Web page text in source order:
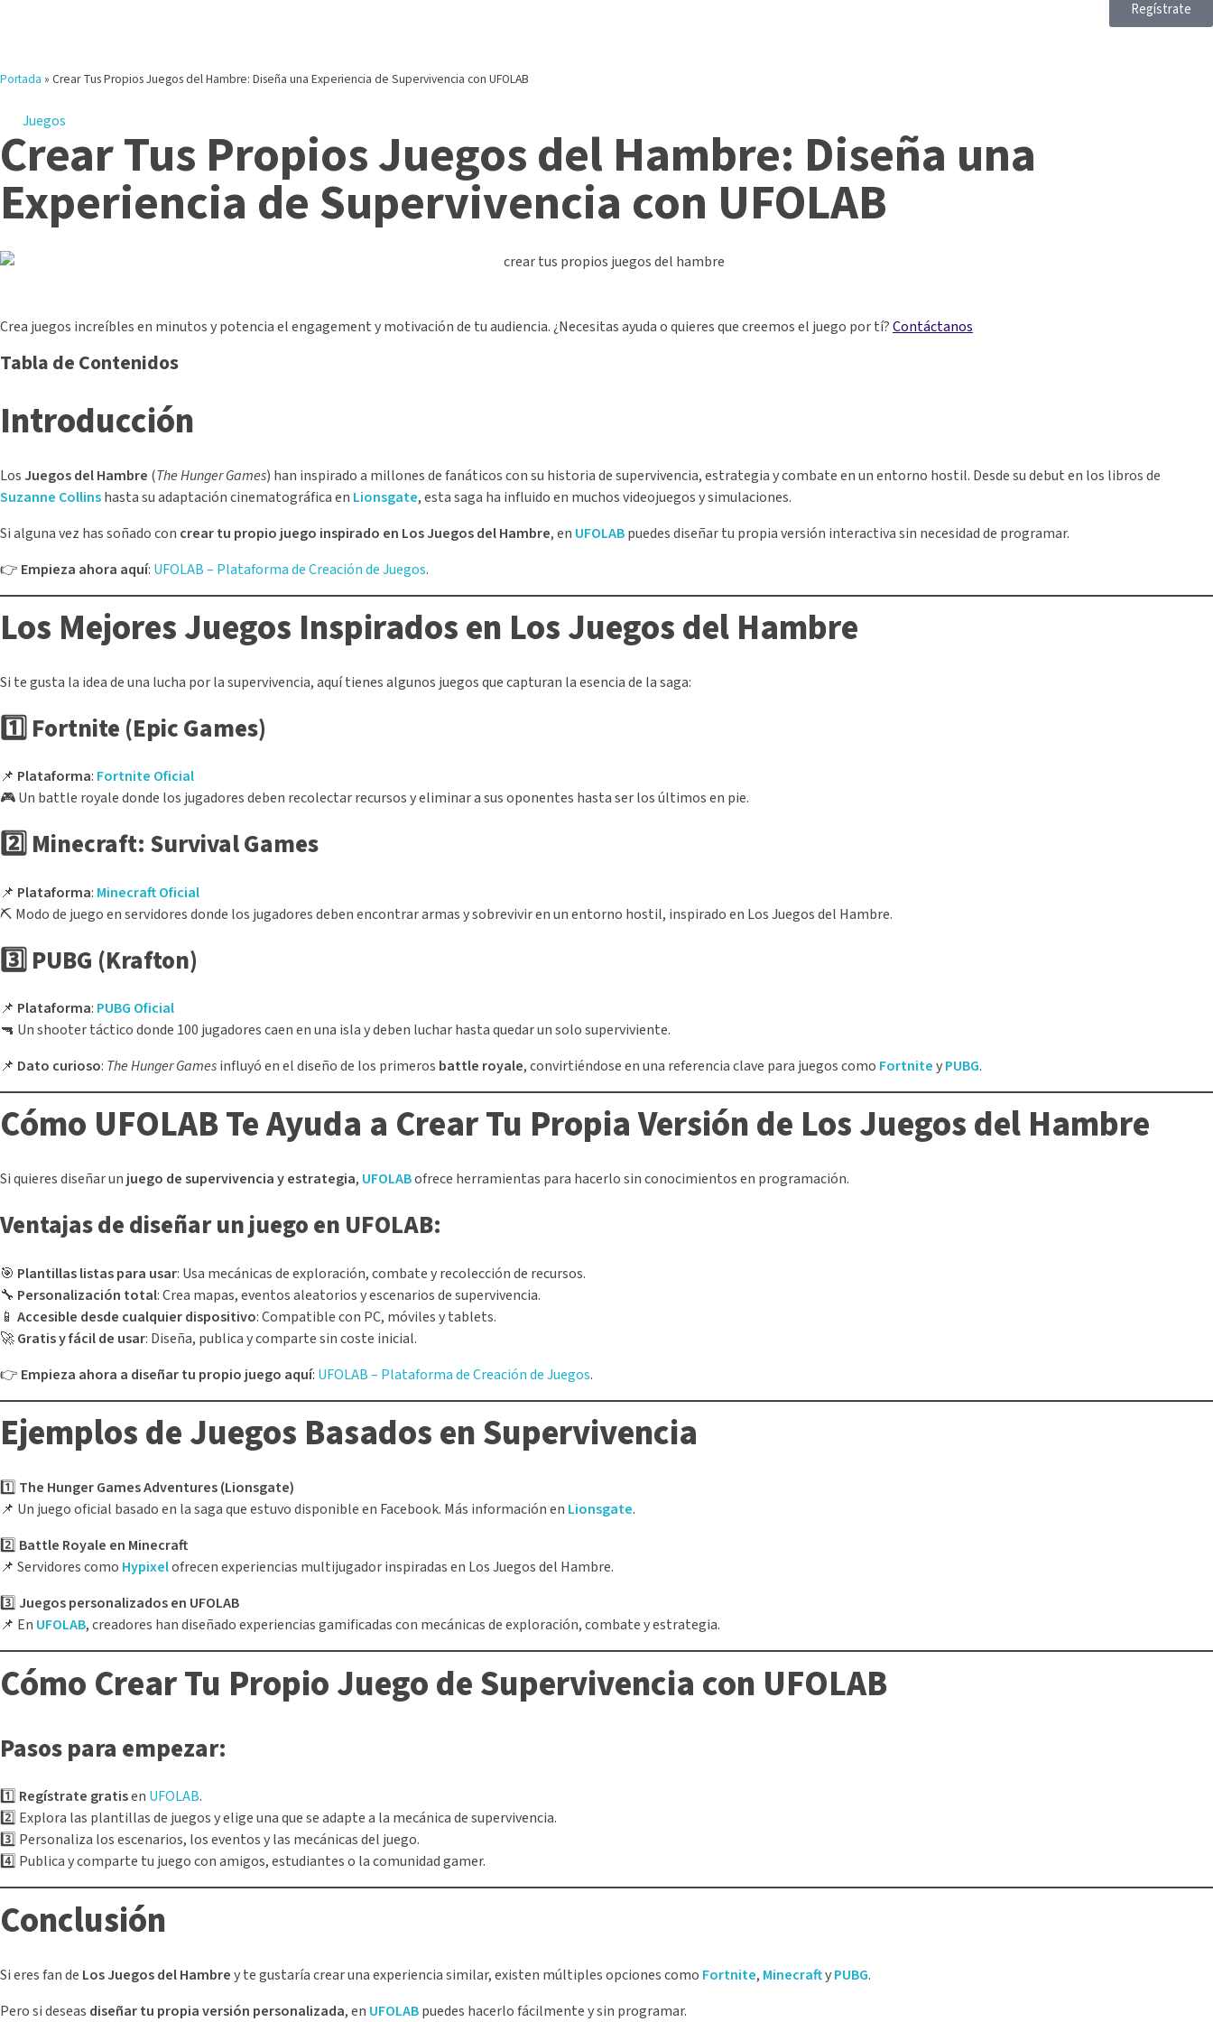
Regístrate
Portada » Crear Tus Propios Juegos del Hambre: Diseña una Experiencia de Supervivencia con UFOLAB
Juegos
Crear Tus Propios Juegos del Hambre: Diseña una
Experiencia de Supervivencia con UFOLAB
Crea juegos increíbles en minutos y potencia el engagement y motivación de tu audiencia. ¿Necesitas ayuda o quieres que creemos el juego por tí?Contáctanos
Tabla de Contenidos
Introducción
Los Juegos del Hambre (The Hunger Games) han inspirado a millones de fanáticos con su historia de supervivencia, estrategia y combate en un entorno hostil. Desde su debut en los libros de
Suzanne Collinshasta su adaptación cinematográfica en Lionsgate, esta saga ha influido en muchos videojuegos y simulaciones.
Si alguna vez has soñado con crear tu propio juego inspirado en Los Juegos del Hambre, en UFOLABpuedes diseñar tu propia versión interactiva sin necesidad de programar.
👉 Empieza ahora aquí: UFOLAB – Plataforma de Creación de Juegos.
Los Mejores Juegos Inspirados en Los Juegos del Hambre
Si te gusta la idea de una lucha por la supervivencia, aquí tienes algunos juegos que capturan la esencia de la saga:
1️⃣ Fortnite (Epic Games)
📌 Plataforma: Fortnite Oficial
🎮 Un battle royale donde los jugadores deben recolectar recursos y eliminar a sus oponentes hasta ser los últimos en pie.
2️⃣ Minecraft: Survival Games
📌 Plataforma: Minecraft Oficial
⛏️ Modo de juego en servidores donde los jugadores deben encontrar armas y sobrevivir en un entorno hostil, inspirado en Los Juegos del Hambre.
3️⃣ PUBG (Krafton)
📌 Plataforma: PUBG Oficial
🔫 Un shooter táctico donde 100 jugadores caen en una isla y deben luchar hasta quedar un solo superviviente.
📌 Dato curioso: The Hunger Gamesinfluyó en el diseño de los primeros battle royale, convirtiéndose en una referencia clave para juegos como FortniteyPUBG.
Cómo UFOLAB Te Ayuda a Crear Tu Propia Versión de Los Juegos del Hambre
Si quieres diseñar unjuego de supervivencia y estrategia, UFOLABofrece herramientas para hacerlo sin conocimientos en programación.
Ventajas de diseñar un juego en UFOLAB:
🎯 Plantillas listas para usar: Usa mecánicas de exploración, combate y recolección de recursos.
🔧 Personalización total: Crea mapas, eventos aleatorios y escenarios de supervivencia.
📱 Accesible desde cualquier dispositivo: Compatible con PC, móviles y tablets.
🚀Gratis y fácil de usar: Diseña, publica y comparte sin coste inicial.
👉 Empieza ahora a diseñar tu propio juego aquí: UFOLAB – Plataforma de Creación de Juegos.
Ejemplos de Juegos Basados en Supervivencia
1️⃣ The Hunger Games Adventures (Lionsgate)
📌 Un juego oficial basado en la saga que estuvo disponible en Facebook. Más información en Lionsgate.
2️⃣ Battle Royale en Minecraft
📌 Servidores como Hypixelofrecen experiencias multijugador inspiradas en Los Juegos del Hambre.
3️⃣ Juegos personalizados en UFOLAB
📌 En UFOLAB, creadores han diseñado experiencias gamificadas con mecánicas de exploración, combate y estrategia.
Cómo Crear Tu Propio Juego de Supervivencia con UFOLAB
Pasos para empezar:
1️⃣ Regístrate gratisen UFOLAB.
2️⃣ Explora las plantillas de juegos y elige una que se adapte a la mecánica de supervivencia.
3️⃣ Personaliza los escenarios, los eventos y las mecánicas del juego.
4️⃣ Publica y comparte tu juego con amigos, estudiantes o la comunidad gamer.
Conclusión
Si eres fan de Los Juegos del Hambrey te gustaría crear una experiencia similar, existen múltiples opciones como Fortnite, MinecraftyPUBG.
Pero si deseas diseñar tu propia versión personalizada, en UFOLABpuedes hacerlo fácilmente y sin programar.